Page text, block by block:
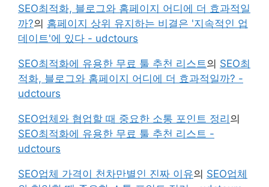
SEO최적화, 블로그와 홈페이지 어디에 더 효과적일
까?의 홈페이지 상위 유지하는 비결은 '지속적인 업
데이트'에 있다 - udctours
SEO최적화에 유용한 무료 툴 추천 리스트의 SEO최
적화, 블로그와 홈페이지 어디에 더 효과적일까? -
udctours
SEO업체와 협업할 때 중요한 소통 포인트 정리 의
SEO최적화에 유용한 무료 툴 추천 리스트 -
udctours
SEO업체 가격이 천차만별인 진짜 이유의 SEO업체